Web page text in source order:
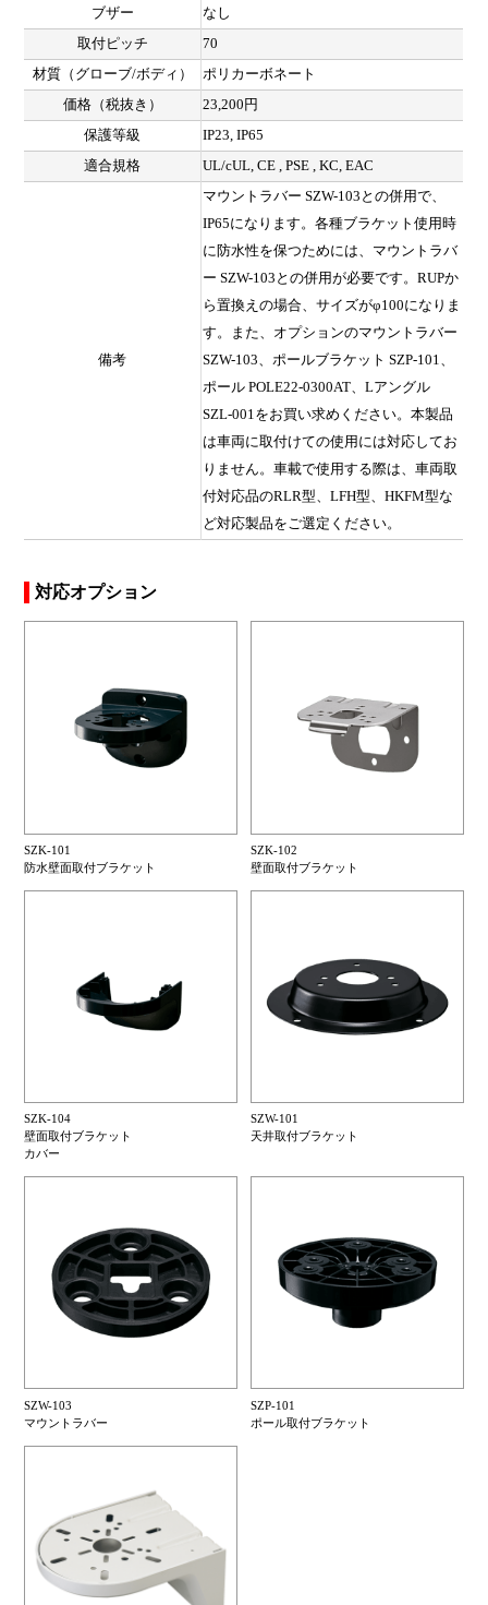
ブザー
なし
取付ピッチ
70
材質（グローブ/ボディ）
ポリカーボネート
価格（税抜き）
23,200円
保護等級
IP23, IP65
適合規格
UL/cUL, CE , PSE , KC, EAC
備考
マウントラバー SZW-103との併用で、
IP65になります。各種ブラケット使用時
に防水性を保つためには、マウントラバ
ー SZW-103との併用が必要です。RUPか
ら置換えの場合、サイズがφ100になりま
す。また、オプションのマウントラバー
SZW-103、ポールブラケット SZP-101、
ポール POLE22-0300AT、Lアングル
SZL-001をお買い求めください。本製品
は車両に取付けての使用には対応してお
りません。車載で使用する際は、車両取
付対応品のRLR型、LFH型、HKFM型な
ど対応製品をご選定ください。
対応オプション
SZK-101
防水壁面取付ブラケット
SZK-102
壁面取付ブラケット
SZK-104
壁面取付ブラケット
カバー
SZW-101
天井取付ブラケット
SZW-103
マウントラバー
SZP-101
ポール取付ブラケット